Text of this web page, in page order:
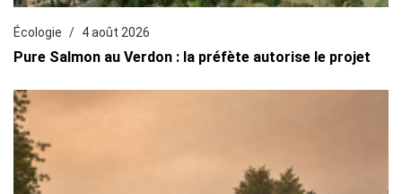
Écologie 4 août 2026
Pure Salmon au Verdon : la préfète autorise le projet